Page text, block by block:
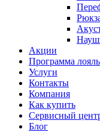
Акции
Программа
Услуги
Контакты
Компания
Как купить
Сервисный
Блог